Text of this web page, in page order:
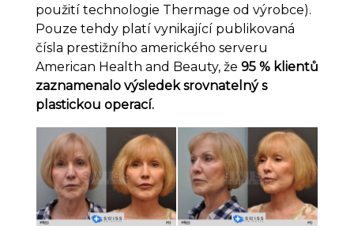
použití technologie Thermage od výrobce).
Pouze tehdy platí vynikající publikovaná
čísla prestižního amerického serveru
American Health and Beauty, že 95 % klientů
zaznamenalo výsledek srovnatelný s
plastickou operací.